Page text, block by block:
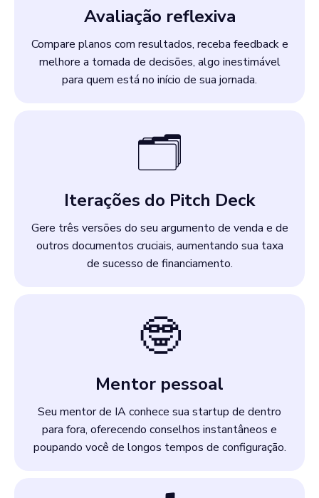
Avaliação reflexiva
Compare planos com resultados, receba feedback e
melhore a tomada de decisões, algo inestimável
para quem está no início de sua jornada.
🗂️
Iterações do Pitch Deck
Gere três versões do seu argumento de venda e de
outros documentos cruciais, aumentando sua taxa
de sucesso de financiamento.
🤓
Mentor pessoal
Seu mentor de IA conhece sua startup de dentro
para fora, oferecendo conselhos instantâneos e
poupando você de longos tempos de configuração.